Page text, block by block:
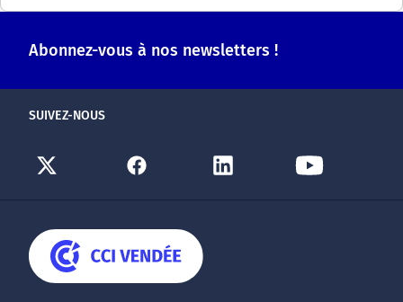
Abonnez-vous à nos newsletters !
SUIVEZ-NOUS